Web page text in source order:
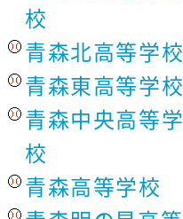
校
青森北高等学校
青森東高等学校
青森中央高等学
校
青森高等学校